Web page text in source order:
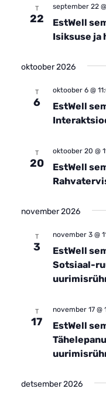
T
22
EstWell
Isiksuse ja
september 22
oktoober 2026
T
6
EstWell
oktoober 6 @
T
20
EstWell
oktoober 20 @
november 2026
T
3
EstWell
Sotsiaal-
november 3 @
T
17
EstWell
november 17 @
detsember 2026